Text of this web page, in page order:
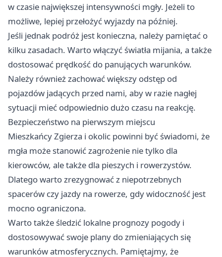
w czasie największej intensywności mgły. Jeżeli to
możliwe, lepiej przełożyć wyjazdy na później.
Jeśli jednak podróż jest konieczna, należy pamiętać o
kilku zasadach. Warto włączyć światła mijania, a także
dostosować prędkość do panujących warunków.
Należy również zachować większy odstęp od
pojazdów jadących przed nami, aby w razie nagłej
sytuacji mieć odpowiednio dużo czasu na reakcję.
Bezpieczeństwo na pierwszym miejscu
Mieszkańcy Zgierza i okolic powinni być świadomi, że
mgła może stanowić zagrożenie nie tylko dla
kierowców, ale także dla pieszych i rowerzystów.
Dlatego warto zrezygnować z niepotrzebnych
spacerów czy jazdy na rowerze, gdy widoczność jest
mocno ograniczona.
Warto także śledzić lokalne prognozy pogody i
dostosowywać swoje plany do zmieniających się
warunków atmosferycznych. Pamiętajmy, że